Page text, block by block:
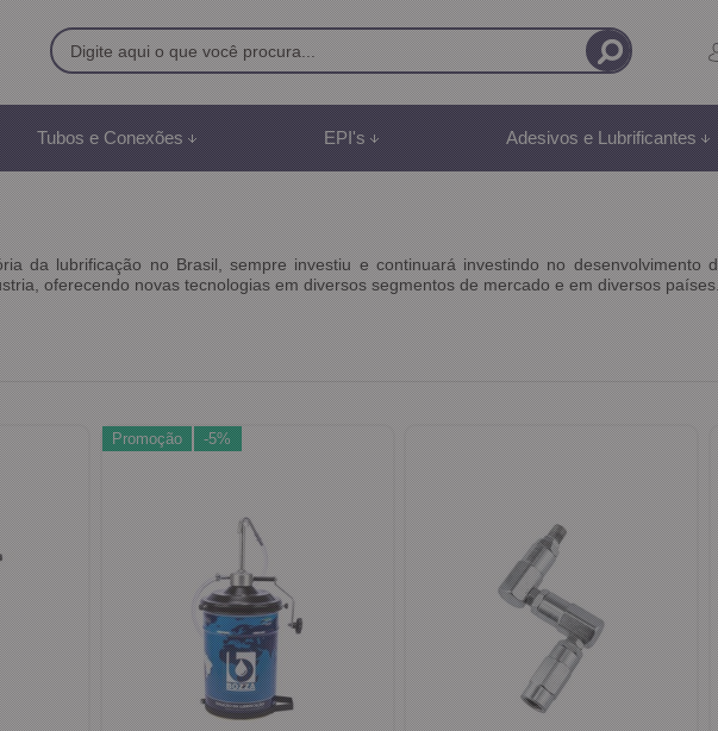
991887507
Online
Tubos e Conexões EPI's Adesivos e Lubrificantes
da lubrificação no Brasil, sempre investiu e continuará investindo no desenvolvimento
oferecendo novas tecnologias em diversos segmentos de mercado e em diversos
Promoção -5%